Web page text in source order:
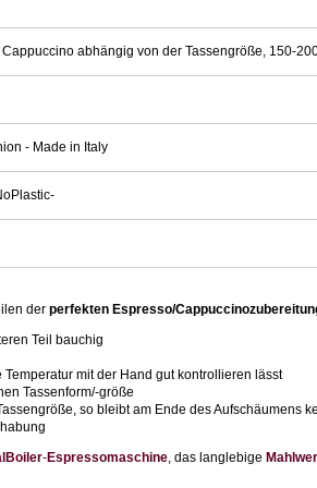
Cappuccino abhängig von der Tassengröße, 150-
- Made in Italy
der perfekten Espresso/
Teil bauchig
Temperatur mit der Hand gut kontrollieren lässt
Tassenform/-größe
so bleibt am Ende des Aufschäumens
-Espressomaschine, das langlebige